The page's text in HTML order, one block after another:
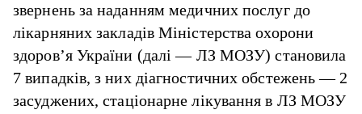
звернень за наданням медичних послуг до
лікарняних закладів Міністерства охорони
здоров’я України (далі — ЛЗ МОЗУ) становила
7 випадків, з них діагностичних обстежень — 2
засуджених, стаціонарне лікування в ЛЗ МОЗУ